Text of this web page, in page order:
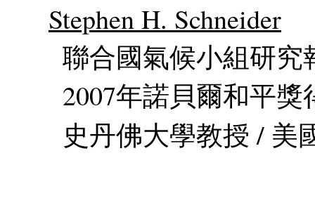
Stephen H. Schneider
聯合國氣候小組研究
2007年諾貝爾和平獎
史丹佛大學教授 / 美